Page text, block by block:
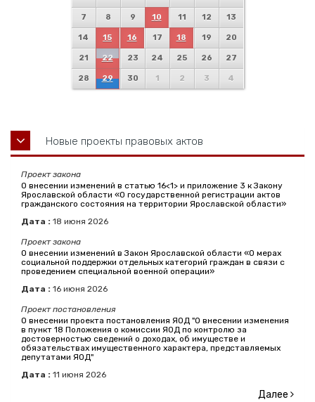
7 8 9 10 11 12 13
14 15 16 17 18 19 20
21 22 23 24 25 26 27
28 29 30 1 2 3 4
Новые проекты правовых актов
Проект закона
О внесении изменений в статью 16<1> и приложение 3 к Закону
Ярославской области «О государственной регистрации актов
гражданского состояния на территории Ярославской области»
Дата : 18 июня 2026
Проект закона
О внесении изменений в Закон Ярославской области «О мерах
социальной поддержки отдельных категорий граждан в связи с
проведением специальной военной операции»
Дата : 16 июня 2026
Проект постановления
О внесении проекта постановления ЯОД "О внесении изменения
в пункт 18 Положения о комиссии ЯОД по контролю за
достоверностью сведений о доходах, об имуществе и
обязательствах имущественного характера, представляемых
депутатами ЯОД"
Дата : 11 июня 2026
Далее